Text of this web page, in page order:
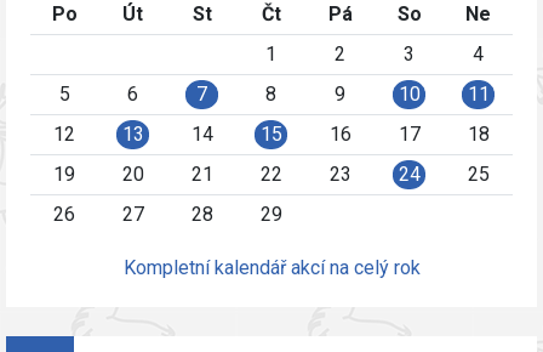
Po
Út St Čt Pá So
Ne
1
2 3
4
5
6 7 8 9 10
11
12
13 14 15 16 17
18
19
20 21 22 23 24
25
26
27 28 29
Kompletní kalendář akcí na celý rok